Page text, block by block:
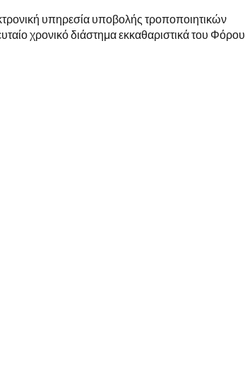
υπηρεσία υποβολής τροποποιητικών
χρονικό διάστημα εκκαθαριστικά του Φόρου